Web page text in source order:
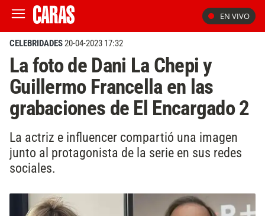
EN VIVO
CELEBRIDADES20-04-2023 17:32
La foto de Dani La Chepi y
Guillermo Francella en las
grabaciones de El Encargado 2
La actriz e influencer compartió una imagen
junto al protagonista de la serie en sus redes
sociales.